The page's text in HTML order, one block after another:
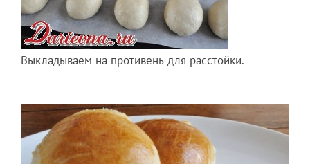
Выкладываем на противень для расстойки.